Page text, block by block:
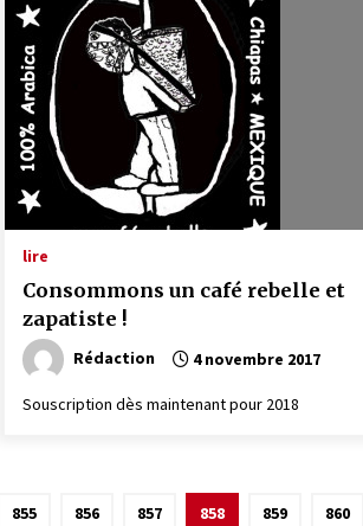
lire
Consommons un café rebelle et
zapatiste !
Rédaction 4 novembre 2017
Souscription dès maintenant pour 2018
855 856 857 858 859 860